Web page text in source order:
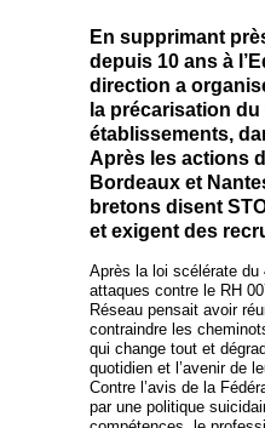
En supprimant
depuis 10 ans à
direction a
la précarisation
établissements,
Après les actions
Bordeaux et
bretons disent
et exigent des
Après la loi scélérate du
attaques contre le RH
Réseau pensait avoir
contraindre les
qui change tout et
quotidien et l’avenir de
Contre l’avis de la
par une politique